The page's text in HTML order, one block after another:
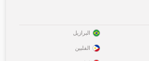
البرازيل
الفلبين